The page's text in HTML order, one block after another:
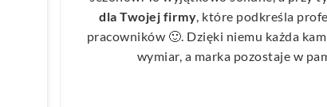
dla Twojej firmy, które podkreśla
pracowników 🙂. Dzięki niemu każda
wymiar, a marka pozostaje w